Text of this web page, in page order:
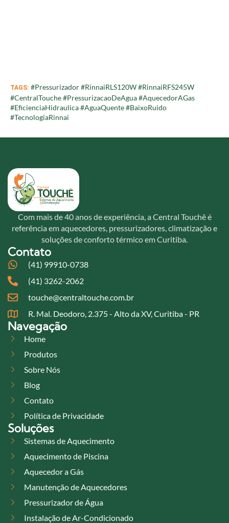
TAGS: #Pressurizador #RinnaiRLS120W #RinnaiRFS245W
#CentralTouche #PressurizacaoDeAgua #AquecedorAGas
#EficienciaHidraulica #AguaQuente #BaixoRuido
#TecnologiaRinnai
Com mais de 40 anos de experiência, a Central Touchê é
referência em aquecedores, pressurizadores, climatização e
soluções de conforto térmico em Curitiba.
Contato
(41) 99910-0738
(41) 3262-2062
touche@centraltouche.com.br
R. Mal. Deodoro, 2.375 - Alto da XV, Curitiba - PR
Navegação
Home
Produtos
Sobre Nós
Blog
Contato
Política de Privacidade
Soluções
Sistemas de Aquecimento
Aquecimento de Piscina
Aquecedor a Gás
Manutenção de Aquecedores
Pressurizador de Água
Instalação de Ar-Condicionado